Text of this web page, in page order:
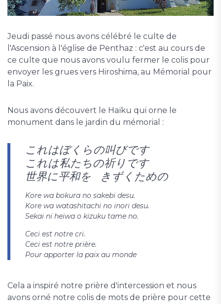
Jeudi passé nous avons célébré le culte de
l'Ascension à l'église de Penthaz : c'est au cours de
ce culte que nous avons voulu fermer le colis pour
envoyer les grues vers Hiroshima, au Mémorial pour
la Paix.
Nous avons découvert le Haïku qui orne le
monument dans le jardin du mémorial :
これはぼくらの叫びです
これは私たちの祈りです
世界に平和を きずくための
Kore wa bokura no sakebi desu.
Kore wa watashitachi no inori desu.
Sekai ni heiwa o kizuku tame no.
Ceci est notre cri.
Ceci est notre prière.
Pour apporter la paix au monde
Cela a inspiré notre prière d'intercession et nous
avons orné notre colis de mots de prière pour cette